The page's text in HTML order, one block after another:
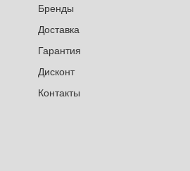
Бренды
Доставка
Гарантия
Дисконт
Контакты